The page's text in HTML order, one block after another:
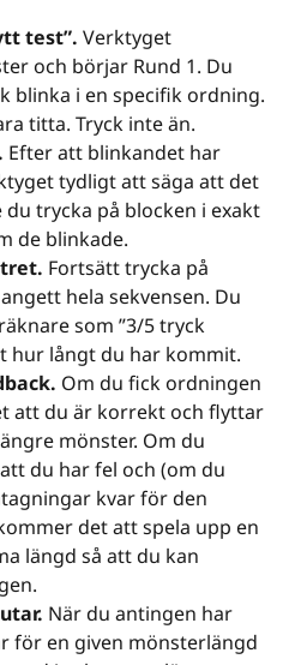
test”. Verktyget
och börjar Rund 1. Du
blinka i en specifik ordning.
titta. Tryck inte än.
Efter att blinkandet har
tydligt att säga att det
trycka på blocken i exakt
de blinkade.
Fortsätt trycka på
hela sekvensen. Du
som ”3/5 tryck
hur långt du har kommit.
Om du fick ordningen
att du är korrekt och flyttar
mönster. Om du
du har fel och (om du
kvar för den
det att spela upp en
längd så att du kan
När du antingen har
för en given mönsterlängd